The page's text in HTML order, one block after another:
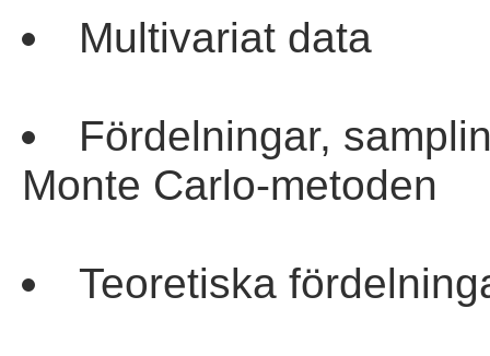
Multivariat data
Fördelningar,
Monte Carlo-metoden
Teoretiska